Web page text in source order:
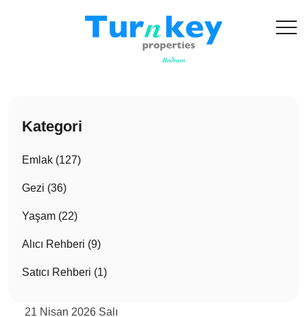
Kategori
Emlak (127)
Gezi (36)
Yaşam (22)
Alıcı Rehberi (9)
Satıcı Rehberi (1)
21 Nisan 2026 Salı